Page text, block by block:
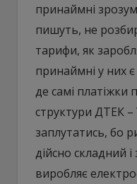
принаймні
пишуть, не
тарифи, як
принаймні у них
де самі платіжки
структури ДТЕК –
заплутатись, бо
дійсно складний
виробляє